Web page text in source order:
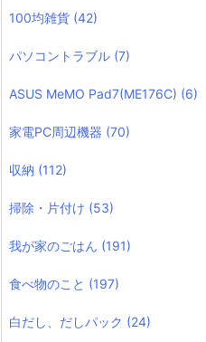
100均雑貨 (42)
パソコントラブル (7)
ASUS MeMO Pad7(ME176C) (6)
家電PC周辺機器 (70)
収納 (112)
掃除・片付け (53)
我が家のごはん (191)
食べ物のこと (197)
白だし、だしパック (24)